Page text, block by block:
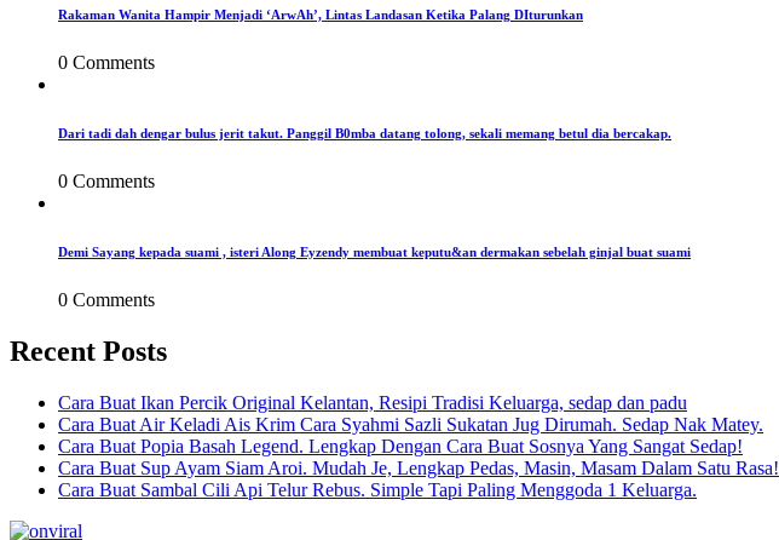
Rakaman Wanita Hampir Menjadi ‘ArwAh’, Lintas Landasan Ketika Palang DIturunkan
0 Comments
Dari tadi dah dengar bulus jerit takut. Panggil B0mba datang tolong, sekali memang betul dia bercakap.
0 Comments
Demi Sayang kepada suami , isteri Along Eyzendy membuat keputu&an dermakan sebelah ginjal buat suami
0 Comments
Recent Posts
Cara Buat Ikan Percik Original Kelantan, Resipi Tradisi Keluarga, sedap dan padu
Cara Buat Air Keladi Ais Krim Cara Syahmi Sazli Sukatan Jug Dirumah. Sedap Nak Matey.
Cara Buat Popia Basah Legend. Lengkap Dengan Cara Buat Sosnya Yang Sangat Sedap!
Cara Buat Sup Ayam Siam Aroi. Mudah Je, Lengkap Pedas, Masin, Masam Dalam Satu Rasa!
Cara Buat Sambal Cili Api Telur Rebus. Simple Tapi Paling Menggoda 1 Keluarga.